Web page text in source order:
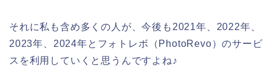
それに私も含め多くの人が、今後も2021年、2022年、
2023年、2024年とフォトレボ（PhotoRevo）のサービ
スを利用していくと思うんですよね♪